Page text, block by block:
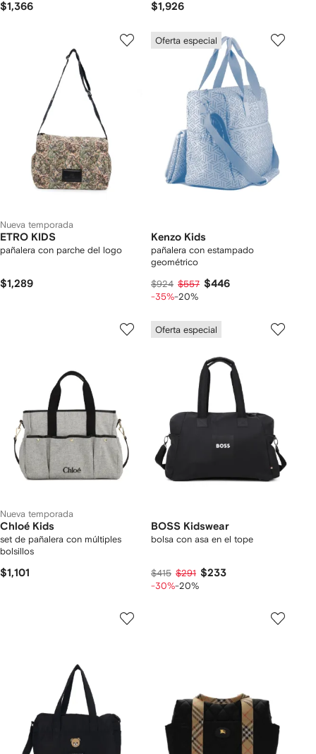
$1,366 $1,926
Nueva temporada
ETRO KIDS
pañalera con parche del logo
$1,289
Oferta especial
Kenzo Kids
pañalera con estampado
geométrico
$924 $557 $446
-35%-20%
Nueva temporada
Chloé Kids
set de pañalera con múltiples
bolsillos
$1,101
Oferta especial
BOSS Kidswear
bolsa con asa en el tope
$415 $291 $233
-30%-20%